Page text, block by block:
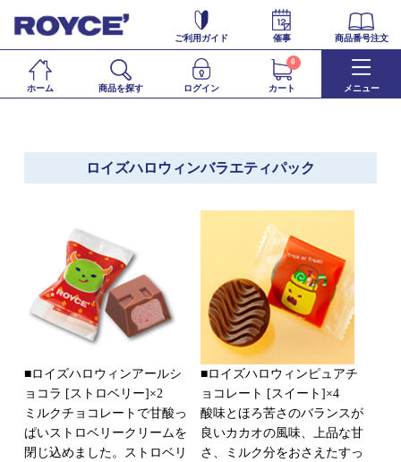
ご利用ガイド 催事 商品番号注文
ホーム 商品を探す ログイン カート
0
メニュー
ロイズハロウィンバラエティパック
■ロイズハロウィンアールシ
ョコラ [ストロベリー]×2
ミルクチョコレートで甘酸っ
ぱいストロベリークリームを
閉じ込めました。ストロベリ
■ロイズハロウィンピュアチ
ョコレート [スイート]×4
酸味とほろ苦さのバランスが
良いカカオの風味、上品な甘
さ、ミルク分をおさえたすっ